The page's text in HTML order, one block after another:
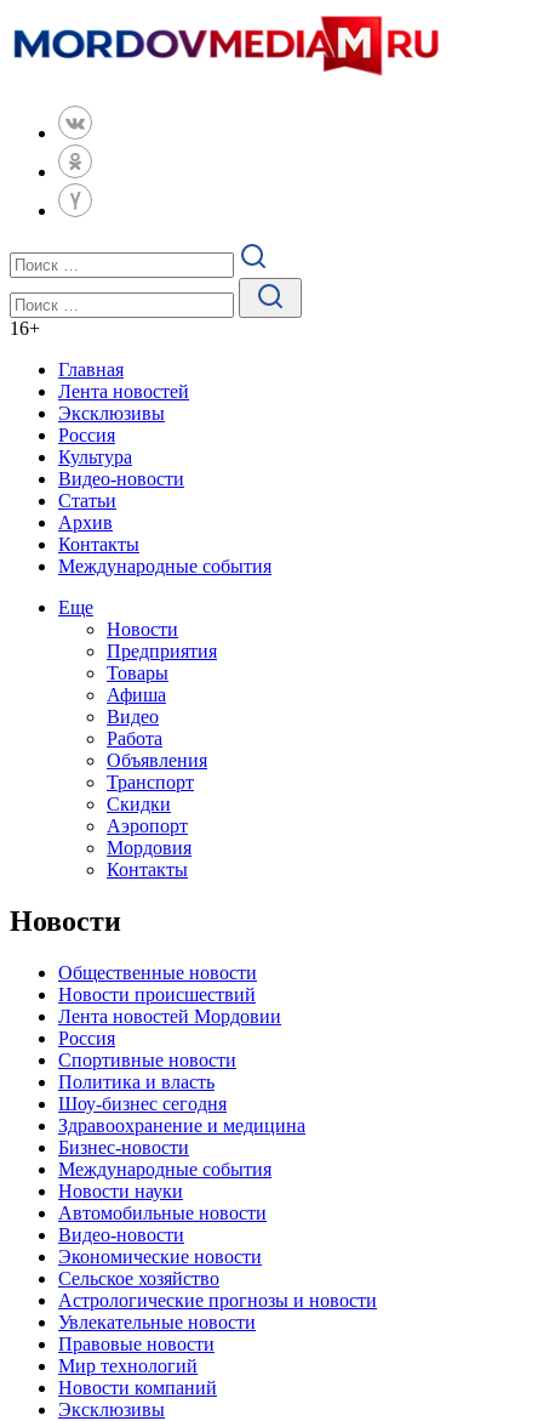
16+
Главная
Лента новостей
Эксклюзивы
Россия
Культура
Видео-новости
Статьи
Архив
Контакты
Международные события
Еще
Новости
Предприятия
Товары
Афиша
Видео
Работа
Объявления
Транспорт
Скидки
Аэропорт
Мордовия
Контакты
Новости
Общественные новости
Новости происшествий
Лента новостей Мордовии
Россия
Спортивные новости
Политика и власть
Шоу-бизнес сегодня
Здравоохранение и медицина
Бизнес-новости
Международные события
Новости науки
Автомобильные новости
Видео-новости
Экономические новости
Сельское хозяйство
Астрологические прогнозы и новости
Увлекательные новости
Правовые новости
Мир технологий
Новости компаний
Эксклюзивы